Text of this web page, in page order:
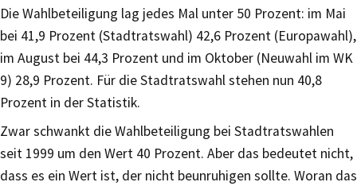
Die Wahlbeteiligung lag jedes Mal unter 50 Prozent: im Mai
bei 41,9 Prozent (Stadtratswahl) 42,6 Prozent (Europawahl),
im August bei 44,3 Prozent und im Oktober (Neuwahl im WK
9) 28,9 Prozent. Für die Stadtratswahl stehen nun 40,8
Prozent in der Statistik.
Zwar schwankt die Wahlbeteiligung bei Stadtratswahlen
seit 1999 um den Wert 40 Prozent. Aber das bedeutet nicht,
dass es ein Wert ist, der nicht beunruhigen sollte. Woran das